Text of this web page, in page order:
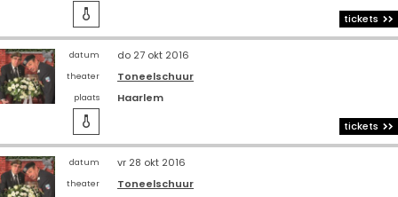
 tickets
datum do 27 okt 2016
theater Toneelschuur
plaats Haarlem
 tickets
datum vr 28 okt 2016
theater Toneelschuur